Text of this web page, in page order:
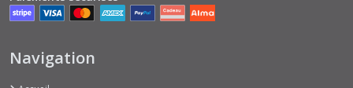
Navigation